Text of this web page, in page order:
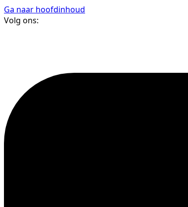
Ga naar hoofdinhoud
Volg ons: